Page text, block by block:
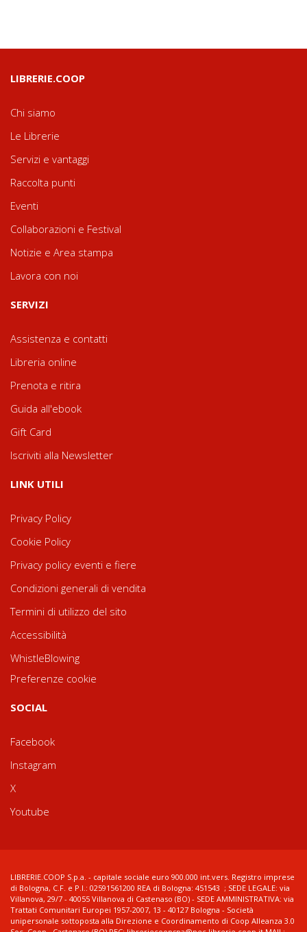
LIBRERIE.COOP
Chi siamo
Le Librerie
Servizi e vantaggi
Raccolta punti
Eventi
Collaborazioni e Festival
Notizie e Area stampa
Lavora con noi
SERVIZI
Assistenza e contatti
Libreria online
Prenota e ritira
Guida all'ebook
Gift Card
Iscriviti alla Newsletter
LINK UTILI
Privacy Policy
Cookie Policy
Privacy policy eventi e fiere
Condizioni generali di vendita
Termini di utilizzo del sito
Accessibilità
WhistleBlowing
Preferenze cookie
SOCIAL
Facebook
Instagram
X
Youtube
LIBRERIE.COOP S.p.a. - capitale sociale euro 900.000 int.vers. Registro imprese
di Bologna, C.F. e P.I.: 02591561200 REA di Bologna: 451543 ; SEDE LEGALE: via
Villanova, 29/7 - 40055 Villanova di Castenaso (BO) - SEDE AMMINISTRATIVA: via
Trattati Comunitari Europei 1957-2007, 13 - 40127 Bologna - Società
unipersonale sottoposta alla Direzione e Coordinamento di Coop Alleanza 3.0